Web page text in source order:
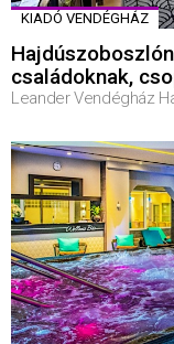
KIADÓ VENDÉGHÁZ
családoknak,
Leander Vendégház